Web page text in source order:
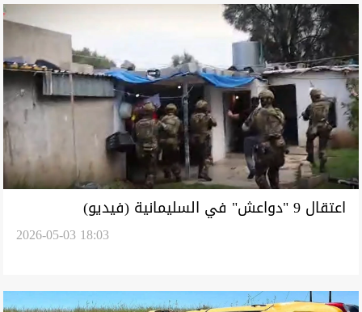
اعتقال 9 "دواعش" في السليمانية (فيديو)
2026-05-03 18:03